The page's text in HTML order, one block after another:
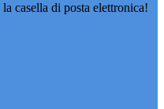
casella di posta elettronica!